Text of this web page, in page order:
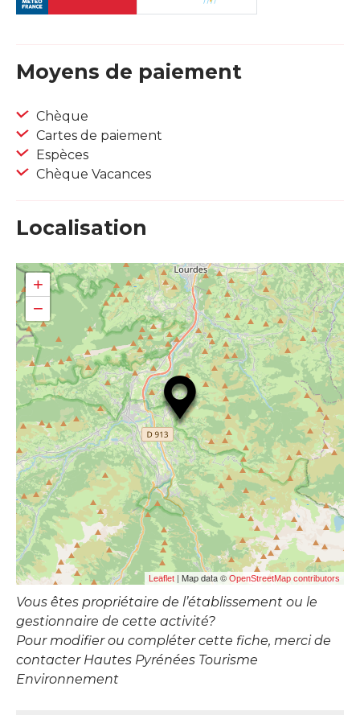
Moyens de paiement
Chèque
Cartes de paiement
Espèces
Chèque Vacances
Localisation
+
−
Leaflet | Map data © OpenStreetMap contributors
Vous êtes propriétaire de l’établissement ou le
gestionnaire de cette activité?
Pour modifier ou compléter cette fiche, merci de
contacter Hautes Pyrénées Tourisme
Environnement